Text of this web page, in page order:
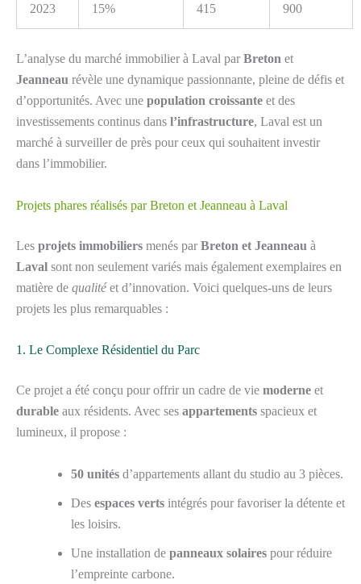
2023 15% 415 900
L’analyse du marché immobilier à Laval par Breton et
Jeanneau révèle une dynamique passionnante, pleine de défis et
d’opportunités. Avec une population croissante et des
investissements continus dans l’infrastructure, Laval est un
marché à surveiller de près pour ceux qui souhaitent investir
dans l’immobilier.
Projets phares réalisés par Breton et Jeanneau à Laval
Les projets immobiliers menés par Breton et Jeanneau à
Laval sont non seulement variés mais également exemplaires en
matière de qualitéet d’innovation. Voici quelques-uns de leurs
projets les plus remarquables :
1. Le Complexe Résidentiel du Parc
Ce projet a été conçu pour offrir un cadre de vie moderne et
durable aux résidents. Avec ses appartements spacieux et
lumineux, il propose :
50 unités d’appartements allant du studio au 3 pièces.
Des espaces verts intégrés pour favoriser la détente et
les loisirs.
Une installation de panneaux solaires pour réduire
l’empreinte carbone.